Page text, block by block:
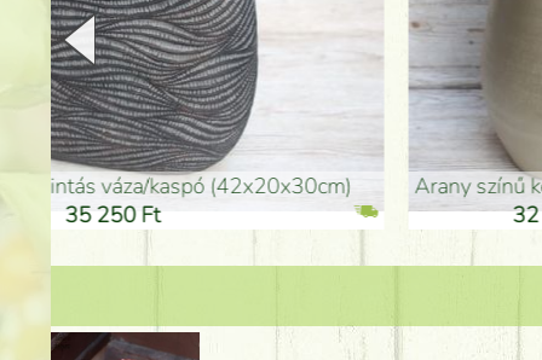
arany színű kerámia váza (40x26cm)
32 250 Ft
hosszú arany színű
46